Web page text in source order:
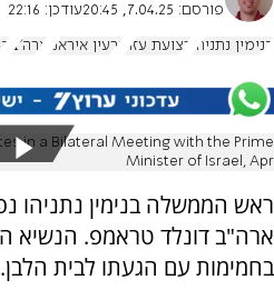
פורסם: 7.04.25, 20:45 עודכן: 22:16
בנימין נתניהו רצועת עזה גרעין איראני ארה"ב
in a Bilateral Meeting with the Prime
Minister of Israel, Apr
ראש הממשלה בנימין נתניהו
ארה"ב דונלד טראמפ. הנשיא
בחמימות עם הגעתו לבית הלבן.